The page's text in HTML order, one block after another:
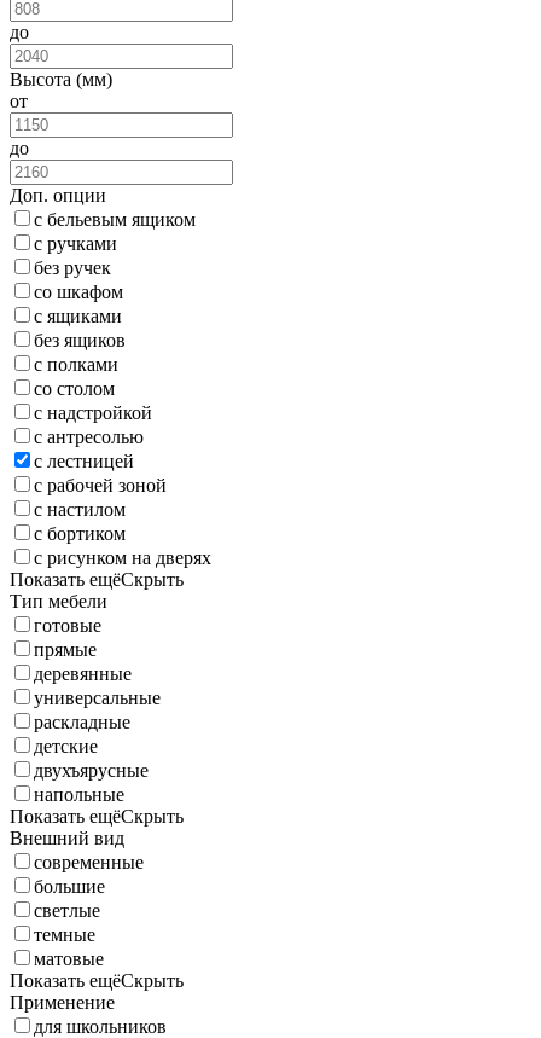
до
Высота (мм)
от
до
Доп. опции
с бельевым ящиком
с ручками
без ручек
со шкафом
с ящиками
без ящиков
с полками
со столом
с надстройкой
с антресолью
с лестницей
с рабочей зоной
с настилом
с бортиком
с рисунком на дверях
Показать ещёСкрыть
Тип мебели
готовые
прямые
деревянные
универсальные
раскладные
детские
двухъярусные
напольные
Показать ещёСкрыть
Внешний вид
современные
большие
светлые
темные
матовые
Показать ещёСкрыть
Применение
для школьников